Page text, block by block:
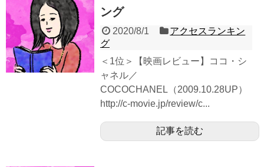
ング
2020/8/1
アクセスランキン
グ
＜1位＞【映画レビュー】ココ・シ
ャネル／
COCOCHANEL（2009.10.28UP）
http://c-movie.jp/review/c...
記事を読む